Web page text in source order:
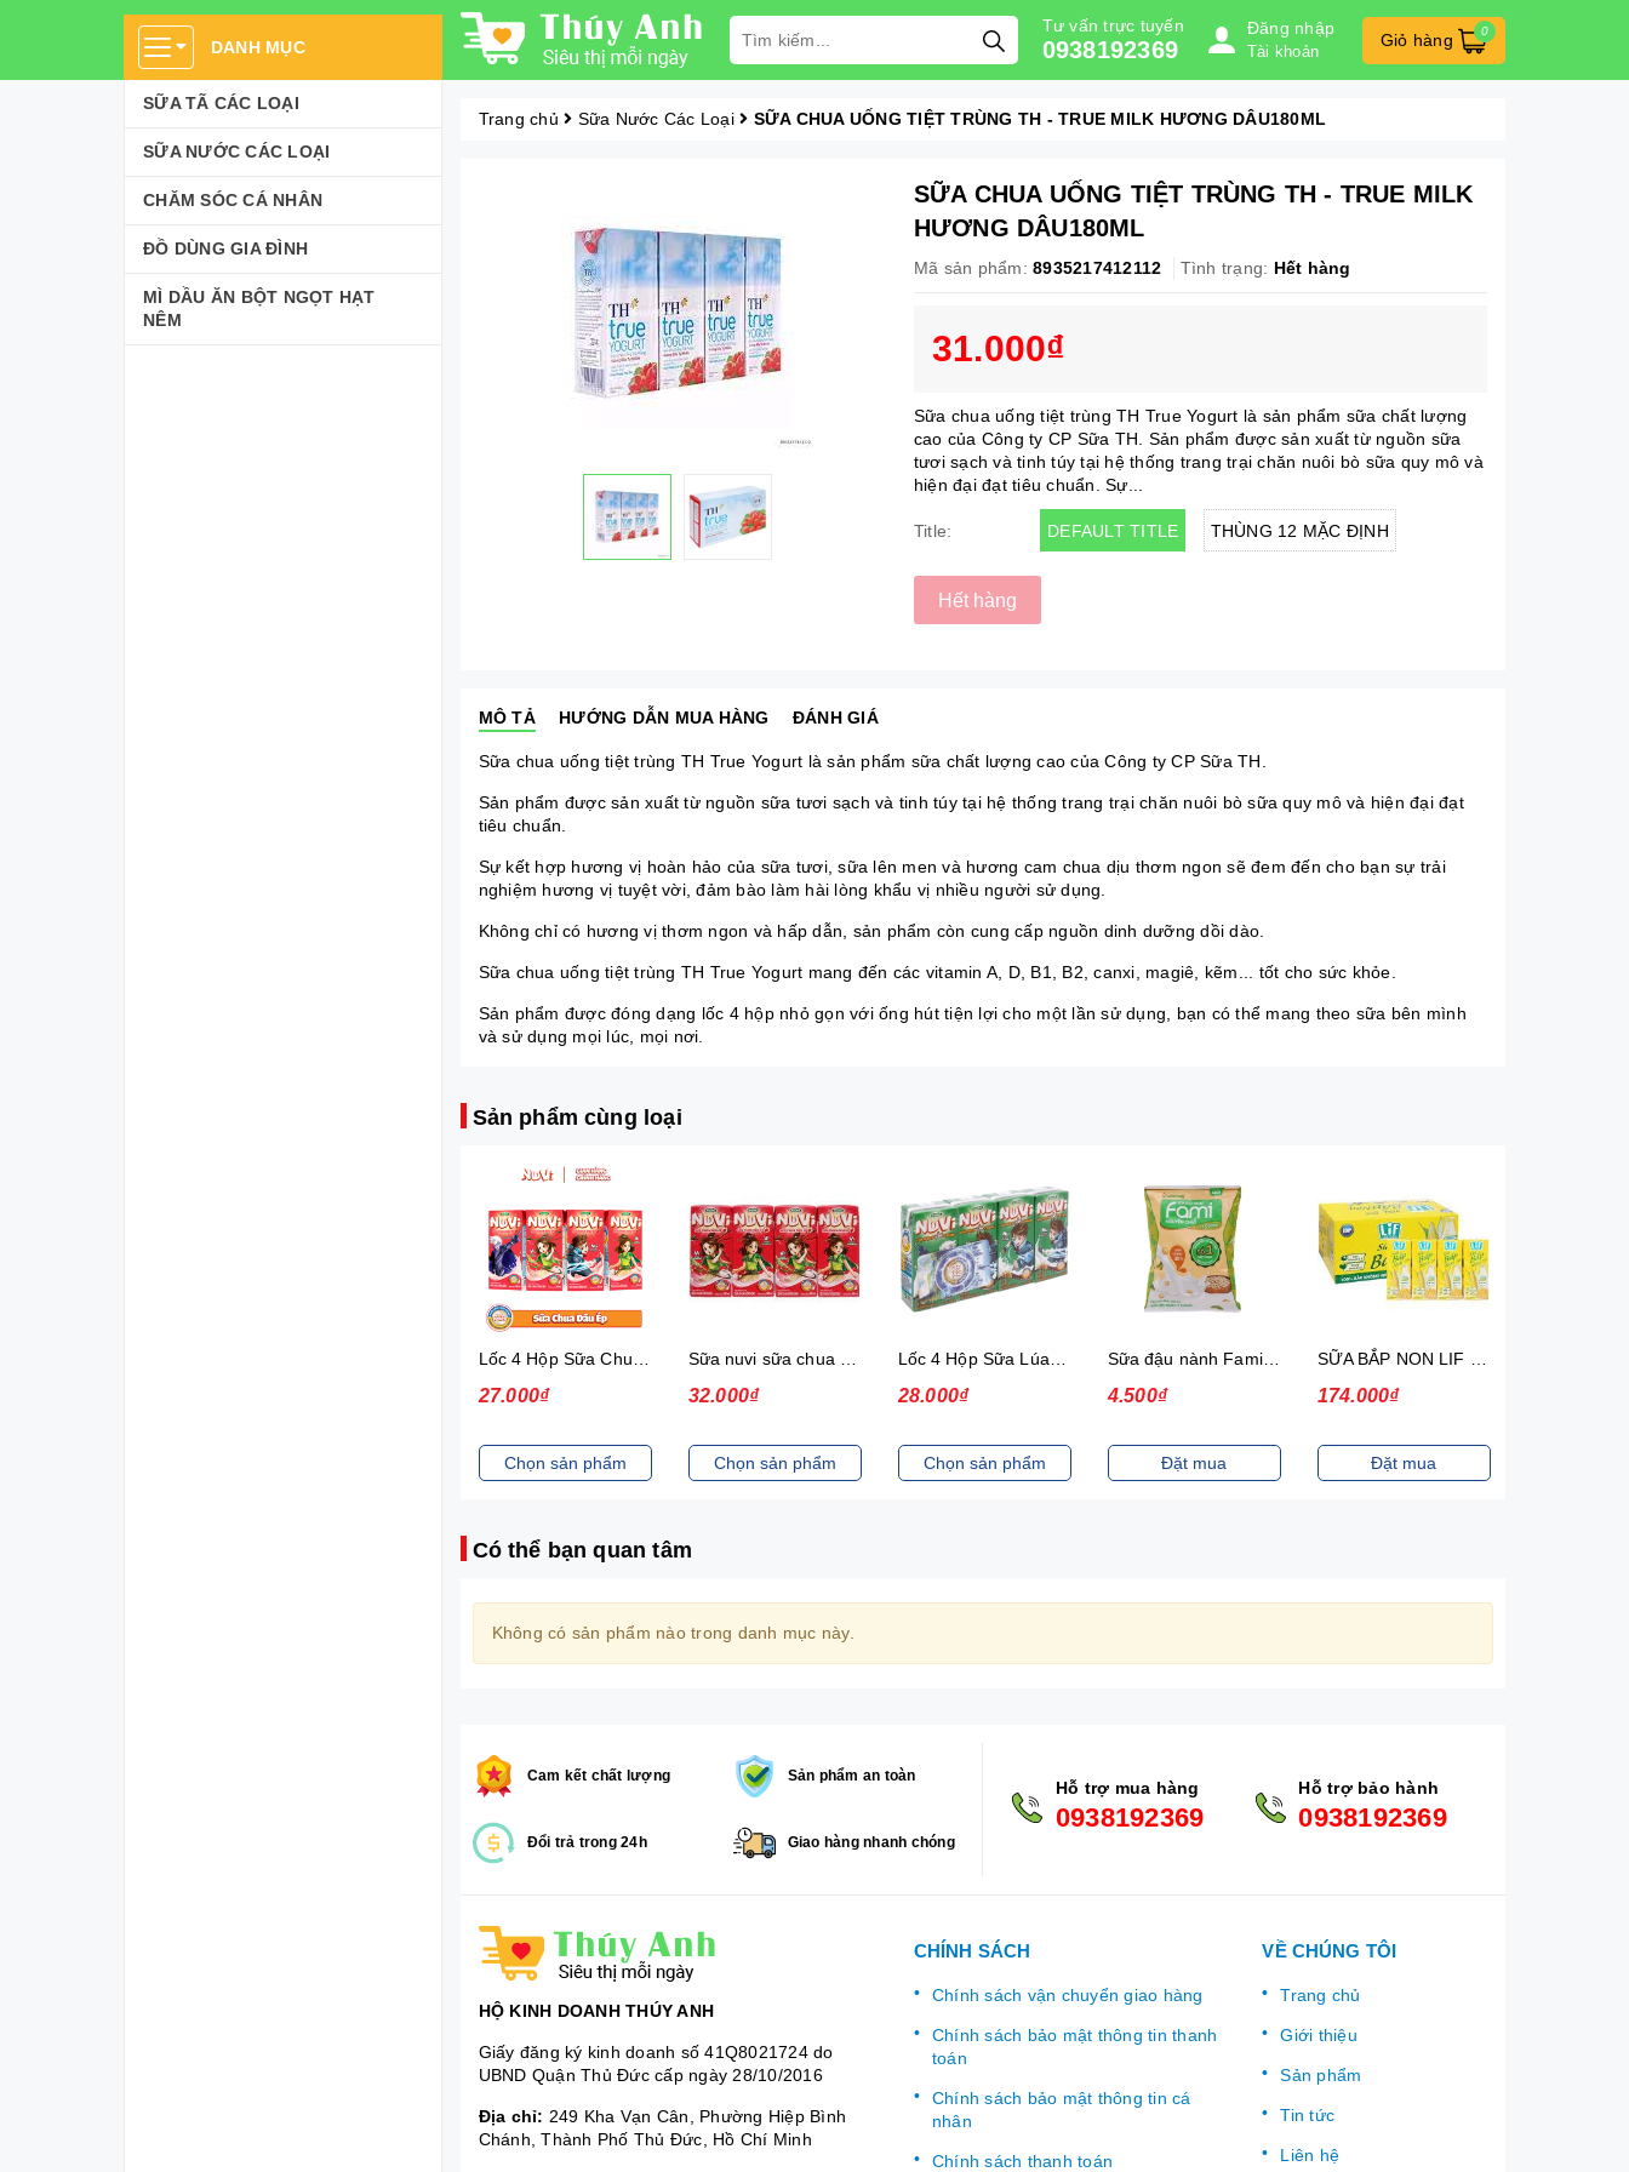
DANH MỤC
SỮA TÃ CÁC LOẠI
SỮA NƯỚC CÁC LOẠI
CHĂM SÓC CÁ NHÂN
ĐỒ DÙNG GIA ĐÌNH
MÌ DẦU ĂN BỘT NGỌT HẠT
NÊM
Tư vấn trực tuyến
0938192369
Đăng nhập
Tài khoản
Giỏ hàng 0
Trang chủ Sữa Nước Các Loại SỮA CHUA UỐNG TIỆT TRÙNG TH - TRUE MILK HƯƠNG DÂU180ML
SỮA CHUA UỐNG TIỆT TRÙNG TH - TRUE MILK
HƯƠNG DÂU180ML
Mã sản phẩm: 8935217412112 Tình trạng: Hết hàng
31.000₫
Sữa chua uống tiệt trùng TH True Yogurt là sản phẩm sữa chất lượng
cao của Công ty CP Sữa TH. Sản phẩm được sản xuất từ nguồn sữa
tươi sạch và tinh túy tại hệ thống trang trại chăn nuôi bò sữa quy mô và
hiện đại đạt tiêu chuẩn. Sự...
Title: DEFAULT TITLE THÙNG 12 MẶC ĐỊNH
Hết hàng
MÔ TẢ HƯỚNG DẪN MUA HÀNG ĐÁNH GIÁ
Sữa chua uống tiệt trùng TH True Yogurt là sản phẩm sữa chất lượng cao của Công ty CP Sữa TH.
Sản phẩm được sản xuất từ nguồn sữa tươi sạch và tinh túy tại hệ thống trang trại chăn nuôi bò sữa quy mô và hiện đại đạt
tiêu chuẩn.
Sự kết hợp hương vị hoàn hảo của sữa tươi, sữa lên men và hương cam chua dịu thơm ngon sẽ đem đến cho bạn sự trải
nghiệm hương vị tuyệt vời, đảm bào làm hài lòng khẩu vị nhiều người sử dụng.
Không chỉ có hương vị thơm ngon và hấp dẫn, sản phẩm còn cung cấp nguồn dinh dưỡng dồi dào.
Sữa chua uống tiệt trùng TH True Yogurt mang đến các vitamin A, D, B1, B2, canxi, magiê, kẽm... tốt cho sức khỏe.
Sản phẩm được đóng dạng lốc 4 hộp nhỏ gọn với ống hút tiện lợi cho một lần sử dụng, bạn có thể mang theo sữa bên mình
và sử dụng mọi lúc, mọi nơi.
Sản phẩm cùng loại
27.000₫
Chọn sản phẩm
32.000₫
Chọn sản phẩm
28.000₫
Chọn sản phẩm
Sữa đậu nành Fami Nguyên chất Có đường Bịch 200ml 40 Bịch/Thùng
4.500₫
Đặt mua
174.000₫
Đặt mua
Có thể bạn quan tâm
Không có sản phẩm nào trong danh mục này.
Cam kết chất lượng Sản phẩm an toàn
Đổi trả trong 24h Giao hàng nhanh chóng
Hỗ trợ mua hàng
0938192369
Hỗ trợ bảo hành
0938192369
HỘ KINH DOANH THÚY ANH
Giấy đăng ký kinh doanh số 41Q8021724 do
UBND Quận Thủ Đức cấp ngày 28/10/2016
Địa chỉ: 249 Kha Vạn Cân, Phường Hiệp Bình
Chánh, Thành Phố Thủ Đức, Hồ Chí Minh
CHÍNH SÁCH
Chính sách vận chuyển giao hàng
Chính sách bảo mật thông tin thanh
toán
Chính sách bảo mật thông tin cá
nhân
Chính sách thanh toán
VỀ CHÚNG TÔI
Trang chủ
Giới thiệu
Sản phẩm
Tin tức
Liên hệ